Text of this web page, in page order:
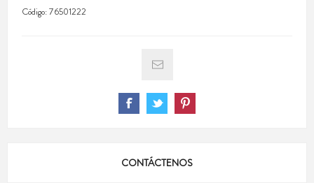
Código:76501222
CONTÁCTENOS